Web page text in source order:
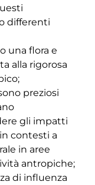
differenti
una flora e
alla rigorosa
preziosi
gli impatti
contesti a
in aree
antropiche;
di influenza